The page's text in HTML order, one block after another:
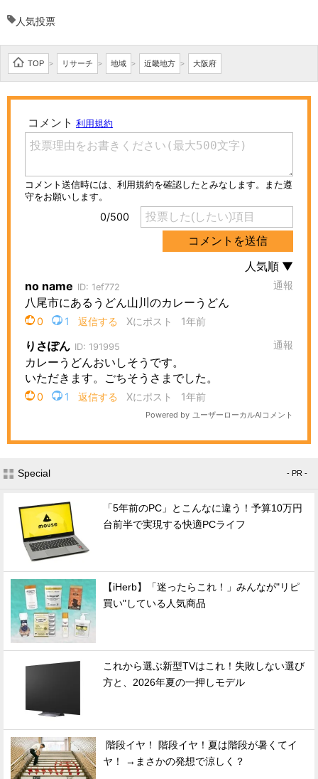
人気投票
TOP > リサーチ > 地域 > 近畿地方 > 大阪府
Special - PR -
「5年前のPC」とこんなに違う！予算10万円
台前半で実現する快適PCライフ
【iHerb】「迷ったらこれ！」みんなが"リピ
買い"している人気商品
これから選ぶ新型TVはこれ！失敗しない選び
方と、2026年夏の一押しモデル
階段イヤ！ 階段イヤ！夏は階段が暑くてイ
ヤ！ →まさかの発想で涼しく？